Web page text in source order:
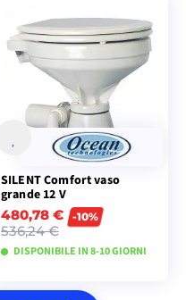
AGGIUNGI AL
CARRELLO
SILENT Comfort vaso
grande 12 V
480,78 €
536,24 €
-10%
DISPONIBILE IN 8-10 GIORNI